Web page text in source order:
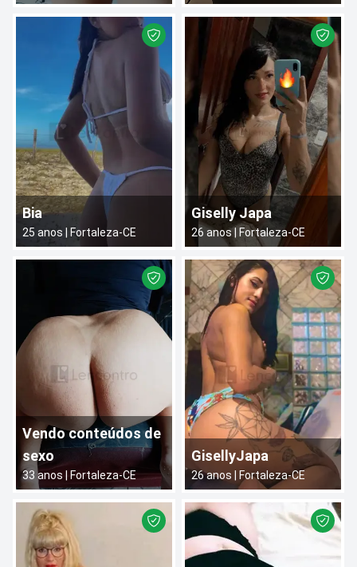
Bia
25 anos | Fortaleza-CE
Giselly Japa
26 anos | Fortaleza-CE
Vendo conteúdos de
sexo
33 anos | Fortaleza-CE
GisellyJapa
26anos | Fortaleza-CE